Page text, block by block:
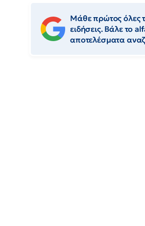
Μάθε πρώτος όλες
ειδήσεις. Βάλε το
αποτελέσματα